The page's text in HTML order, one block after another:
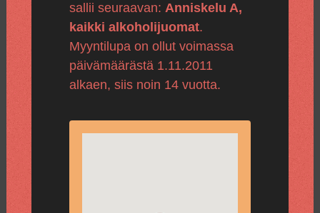
sallii seuraavan: Anniskelu A,
kaikki alkoholijuomat.
Myyntilupa on ollut voimassa
päivämäärästä 1.11.2011
alkaen, siis noin 14 vuotta.